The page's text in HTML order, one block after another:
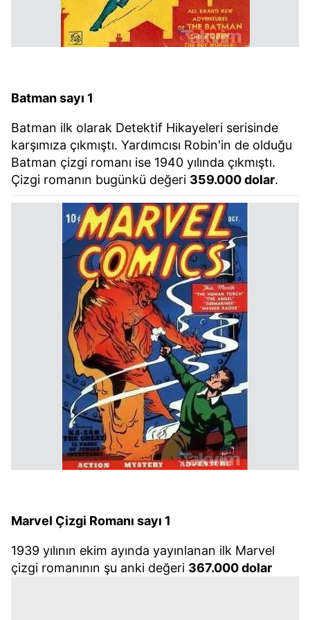
Batman sayı 1
Batman ilk olarak Detektif Hikayeleri serisinde
karşımıza çıkmıştı. Yardımcısı Robin'in de olduğu
Batman çizgi romanı ise 1940 yılında çıkmıştı.
Çizgi romanın bugünkü değeri 359.000 dolar.
Marvel Çizgi Romanı sayı 1
1939 yılının ekim ayında yayınlanan ilk Marvel
çizgi romanının şu anki değeri 367.000 dolar